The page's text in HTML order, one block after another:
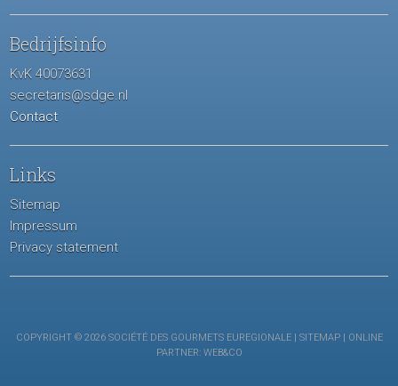
Bedrijfsinfo
KvK 40073631
secretaris@sdge.nl
Contact
Links
Sitemap
Impressum
Privacy statement
COPYRIGHT © 2026 SOCIÉTÉ DES GOURMETS EUREGIONALE | SITEMAP| ONLINE
PARTNER: WEB&CO